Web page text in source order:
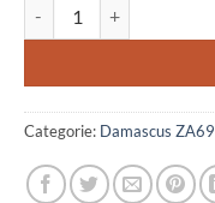
Categorie: Damascus ZA69